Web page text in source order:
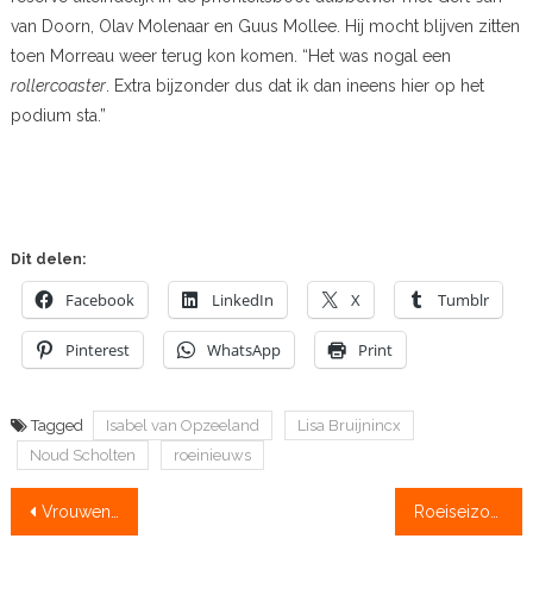
van Doorn, Olav Molenaar en Guus Mollee. Hij mocht blijven zitten
toen Morreau weer terug kon komen. “Het was nogal een
rollercoaster. Extra bijzonder dus dat ik dan ineens hier op het
podium sta.”
Dit delen:
Facebook LinkedIn X Tumblr
Pinterest WhatsApp Print
Tagged Isabel van Opzeeland
Lisa Bruijnincx
Noud Scholten
roeinieuws
Bericht
Vrouwenacht pakt zilver Roeiseizoen is afgelopen: ARB alsnog geannuleerd